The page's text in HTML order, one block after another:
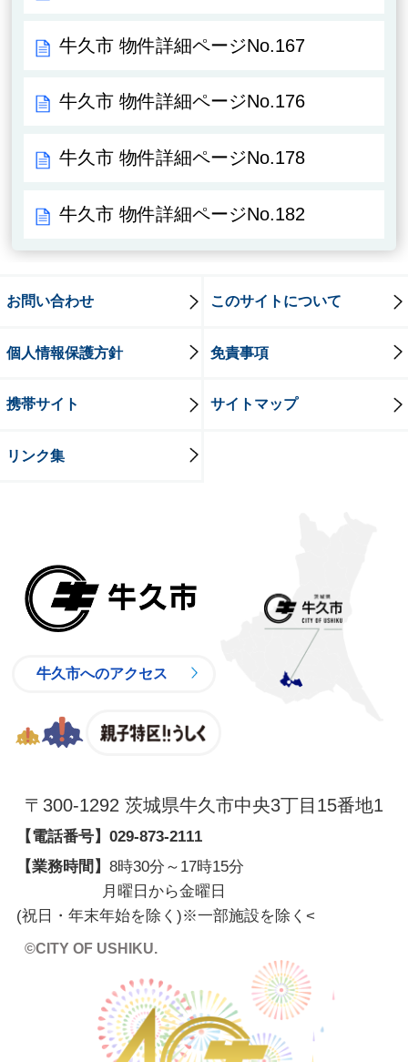
牛久市 物件詳細ページNo.167
牛久市 物件詳細ページNo.176
牛久市 物件詳細ページNo.178
牛久市 物件詳細ページNo.182
お問い合わせ このサイトについて
個人情報保護方針 免責事項
携帯サイト サイトマップ
リンク集
牛久市へのアクセス
〒300-1292 茨城県牛久市中央3丁目15番地1
【電話番号】 029-873-2111
【業務時間】 8時30分～17時15分
月曜日から金曜日
(祝日・年末年始を除く)※一部施設を除く <
©CITY OF USHIKU.